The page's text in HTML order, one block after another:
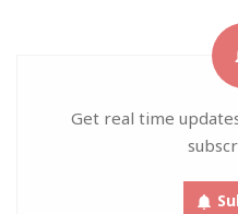
Get real time